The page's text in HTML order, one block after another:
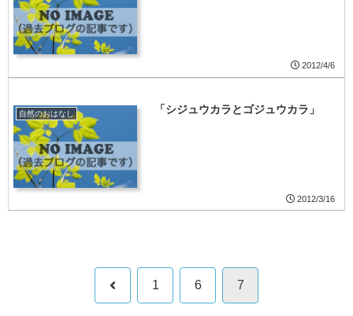
2012/4/6
自然のおはなし 「シジュウカラとゴジュウカラ」
2012/3/16
前 1 6 7